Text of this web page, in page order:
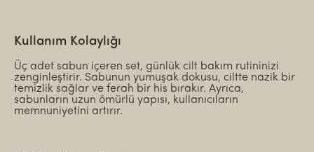
Kullanım Kolaylığı
Üç adet sabun içeren set, günlük cilt bakım rutininizi
zenginleştirir. Sabunun yumuşak dokusu, ciltte nazik bir
temizlik sağlar ve ferah bir his bırakır. Ayrıca,
sabunların uzun ömürlü yapısı, kullanıcıların
memnuniyetini artırır.